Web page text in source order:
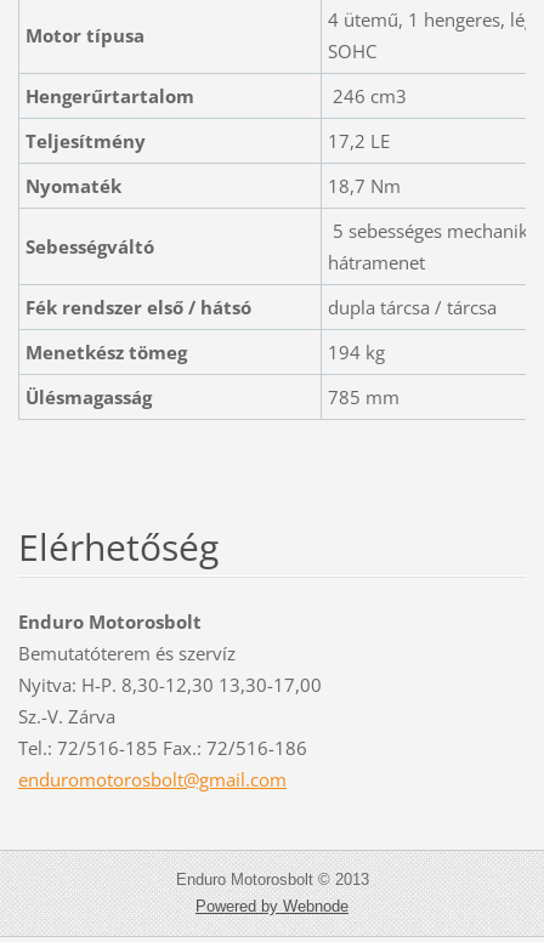
Motor típusa
4 ütemű, 1 hengeres,
SOHC
Hengerűrtartalom
246 cm3
Teljesítmény
17,2 LE
Nyomaték
18,7 Nm
Sebességváltó
5 sebességes
hátramenet
Fék rendszer első / hátsó
dupla tárcsa / tárcsa
Menetkész tömeg
194 kg
Ülésmagasság
785 mm
Elérhetőség
Enduro Motorosbolt
Bemutatóterem és szervíz
Nyitva: H-P. 8,30-12,30 13,30-17,00
Sz.-V. Zárva
Tel.: 72/516-185 Fax.: 72/516-186
enduromotorosbolt@gmail.com
Enduro Motorosbolt © 2013
Powered by Webnode